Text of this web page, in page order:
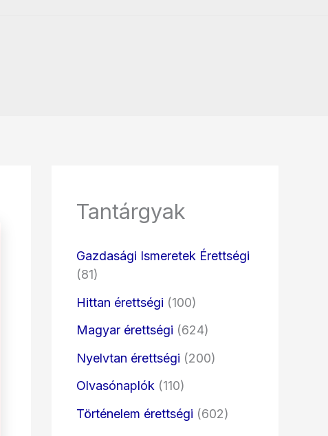
Tantárgyak
Gazdasági Ismeretek Érettségi
(81)
Hittan érettségi (100)
Magyar érettségi (624)
Nyelvtan érettségi (200)
Olvasónaplók (110)
Történelem érettségi (602)